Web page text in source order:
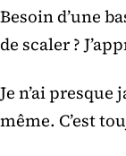
Besoin d’une
de scaler ?
Je n’ai
même. C’est